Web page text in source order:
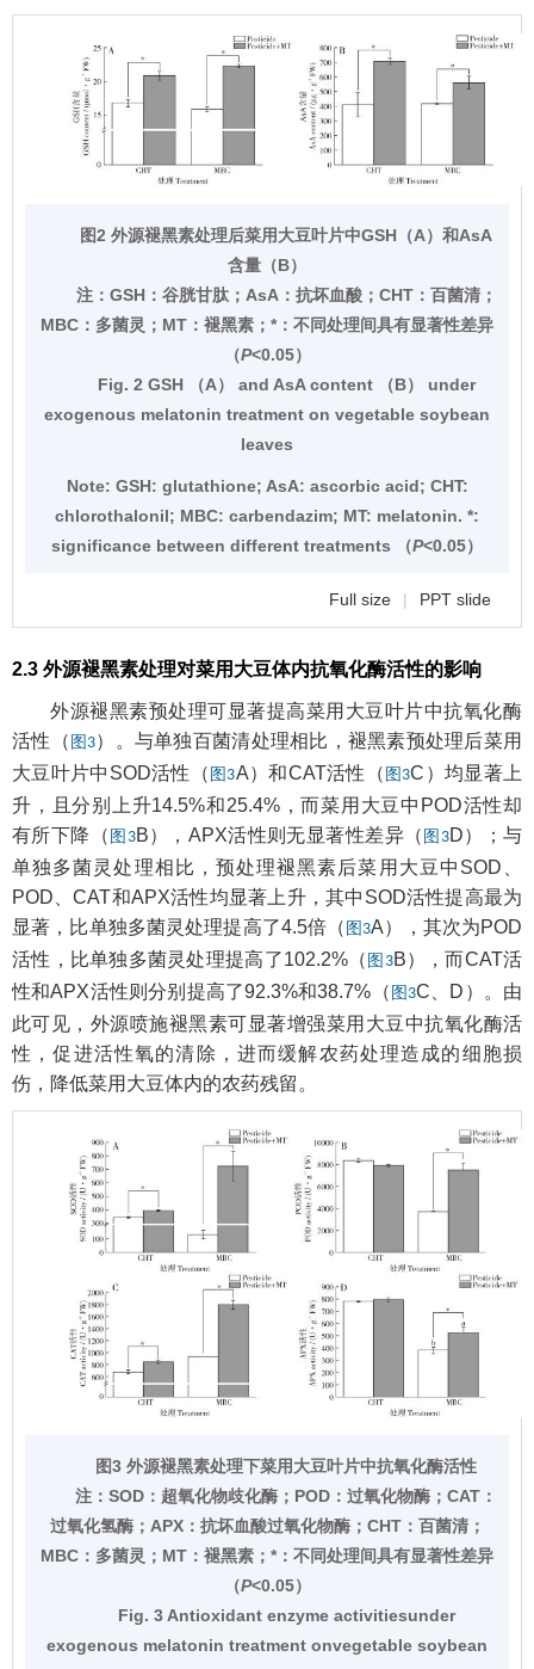
图2 外源褪黑素处理后菜用大豆叶片中GSH（A）和AsA
含量（B）
注： GSH：谷胱甘肽；AsA：抗坏血酸；CHT：百菌清；
MBC：多菌灵；MT：褪黑素；*：不同处理间具有显著性差异
（P<0.05）
Fig. 2 GSH （A） and AsA content （B） under
exogenous melatonin treatment on vegetable soybean
leaves
Note: GSH: glutathione; AsA: ascorbic acid; CHT:
chlorothalonil; MBC: carbendazim; MT: melatonin. *:
significance between different treatments （P<0.05）
Full size | PPT slide
2.3 外源褪黑素处理对菜用大豆体内抗氧化酶活性的影响
外源褪黑素预处理可显著提高菜用大豆叶片中抗氧化酶
活性（ 图3）。与单独百菌清处理相比，褪黑素预处理后菜用
大豆叶片中SOD活性（ 图3A）和CAT活性（ 图3C）均显著上
升，且分别上升14.5%和25.4%，而菜用大豆中POD活性却
有所下降（ 图3B），APX活性则无显著性差异（ 图3D）；与
单独多菌灵处理相比，预处理褪黑素后菜用大豆中SOD、
POD、CAT和APX活性均显著上升，其中SOD活性提高最为
显著，比单独多菌灵处理提高了4.5倍（ 图3A），其次为POD
活性，比单独多菌灵处理提高了102.2%（ 图3B），而CAT活
性和APX活性则分别提高了92.3%和38.7%（ 图3C、D）。由
此可见，外源喷施褪黑素可显著增强菜用大豆中抗氧化酶活
性，促进活性氧的清除，进而缓解农药处理造成的细胞损
伤，降低菜用大豆体内的农药残留。
图3 外源褪黑素处理下菜用大豆叶片中抗氧化酶活性
注： SOD：超氧化物歧化酶；POD：过氧化物酶；CAT：
过氧化氢酶；APX：抗坏血酸过氧化物酶；CHT：百菌清；
MBC：多菌灵；MT：褪黑素；*：不同处理间具有显著性差异
（P<0.05）
Fig. 3 Antioxidant enzyme activitiesunder
exogenous melatonin treatment onvegetable soybean